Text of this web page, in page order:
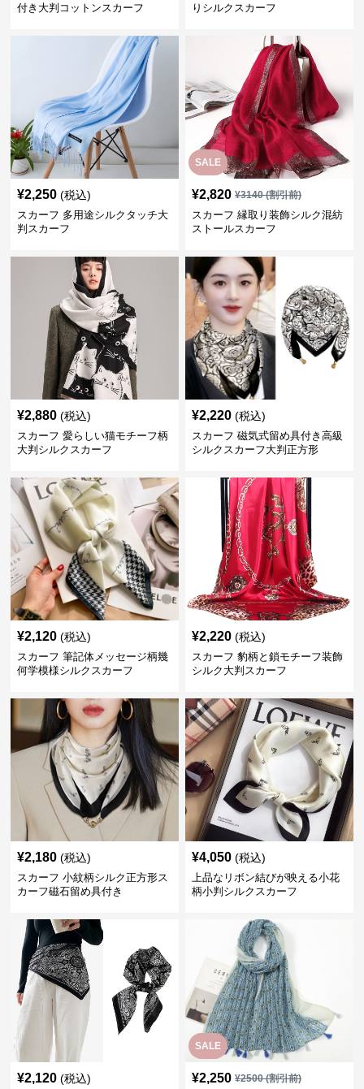
付き大判コットンスカーフ りシルクスカーフ
¥2,250 (税込)
スカーフ 多用途シルクタッチ大
判スカーフ
SALE
¥2,820 ¥3140(割引前)
スカーフ 縁取り装飾シルク混紡
ストールスカーフ
¥2,880 (税込)
スカーフ 愛らしい猫モチーフ柄
大判シルクスカーフ
¥2,220 (税込)
スカーフ 磁気式留め具付き高級
シルクスカーフ大判正方形
¥2,120 (税込)
スカーフ 筆記体メッセージ柄幾
何学模様シルクスカーフ
¥2,220 (税込)
スカーフ 豹柄と鎖モチーフ装飾
シルク大判スカーフ
¥2,180 (税込)
スカーフ 小紋柄シルク正方形ス
カーフ磁石留め具付き
¥4,050 (税込)
上品なリボン結びが映える小花
柄小判シルクスカーフ
¥2,120 (税込)
SALE
¥2,250 ¥2500(割引前)